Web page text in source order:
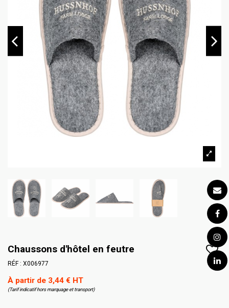
Chaussons d'hôtel en feutre
RÉF : X006977
À partir de 3,44 € HT
(Tarif indicatif hors marquage et transport)